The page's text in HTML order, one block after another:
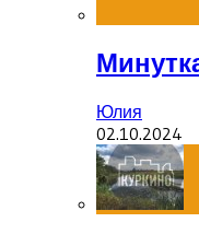
Юлия
02.10.2024